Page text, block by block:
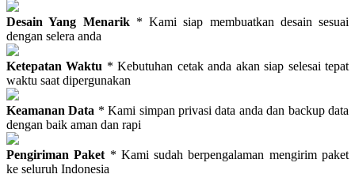
Desain Yang Menarik* Kami siap membuatkan desain sesuai
dengan selera anda
Ketepatan Waktu * Kebutuhan cetak anda akan siap selesai tepat
waktu saat dipergunakan
Keamanan Data * Kami simpan privasi data anda dan backup data
dengan baik aman dan rapi
Pengiriman Paket * Kami sudah berpengalaman mengirim paket
ke seluruh Indonesia